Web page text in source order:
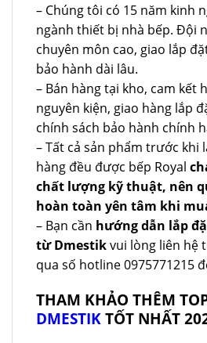
– Chúng tôi có 15 năm kinh
ngành thiết bị nhà bếp. Đội
chuyên môn cao, giao lắp
bảo hành dài lâu.
– Bán hàng tại kho, cam kết
nguyên kiện, giao hàng lắp
chính sách bảo hành chính
– Tất cả sản phẩm trước khi
hàng đều được bếp Royal
chất lượng kỹ thuật, nên
hoàn toàn yên tâm khi
– Bạn cần hướng dẫn lắp
từ Dmestikvui lòng liên hệ
qua số hotline 0975771215
THAM KHẢO THÊM
DMESTIKTỐT NHẤT